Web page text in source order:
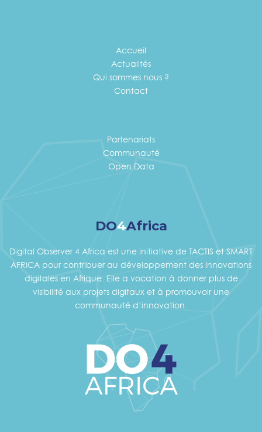
Accueil
Actualités
Qui sommes nous ?
Contact
Partenariats
Communauté
Open Data
DO4Africa
Digital Observer 4 Africa est une initiative de TACTIS et SMART
AFRICA pour contribuer au développement des innovations
digitales en Afrique. Elle a vocation à donner plus de
visibilité aux projets digitaux et à promouvoir une
communauté d’innovation.